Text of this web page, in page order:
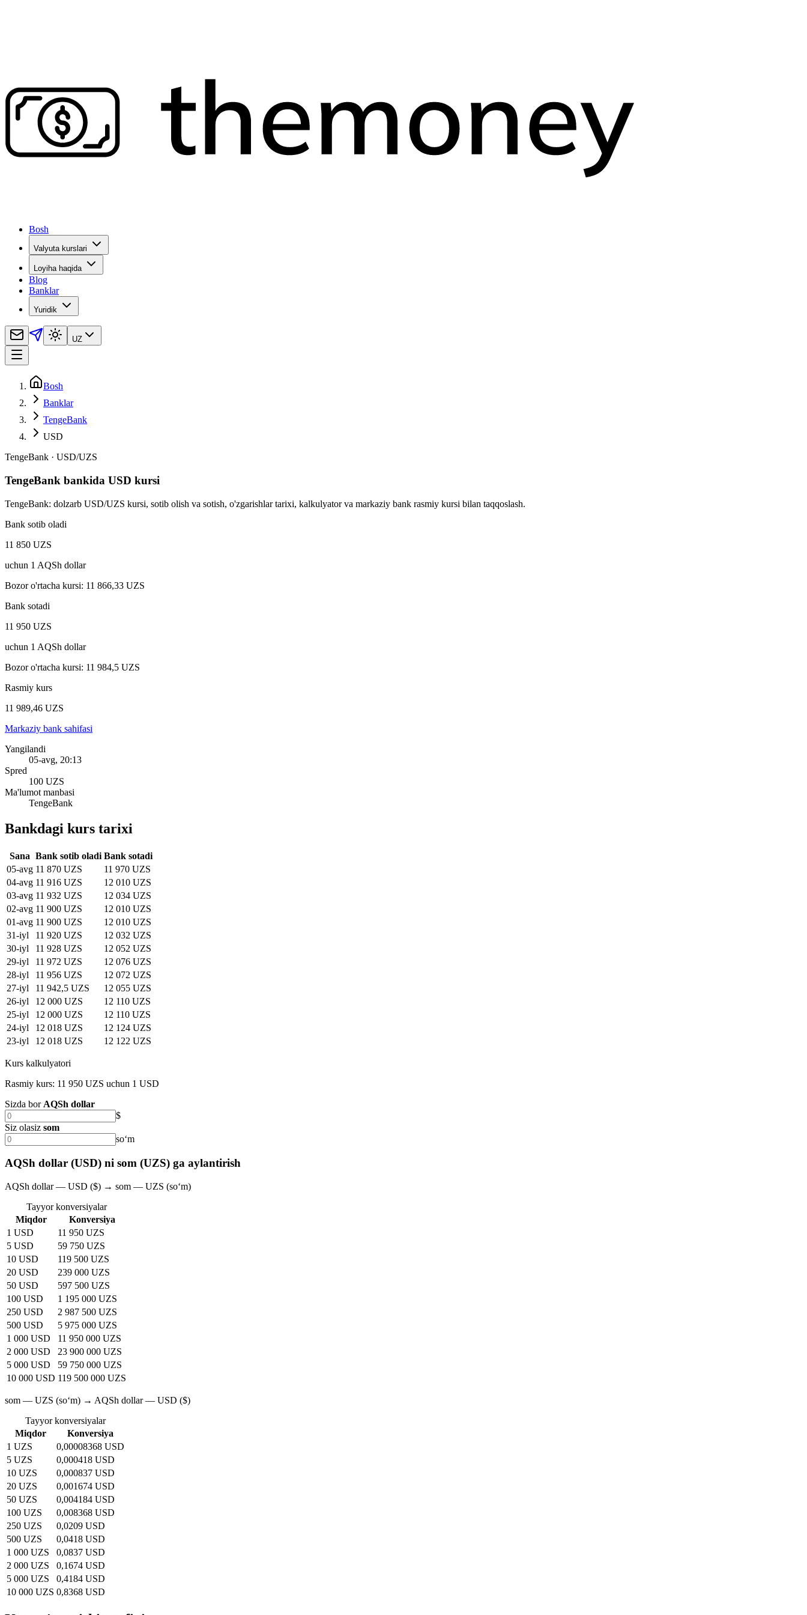
Bosh
Valyuta kurslari
Loyiha haqida
Blog
Banklar
Yuridik
UZ
Bosh
Banklar
TengeBank
USD
TengeBank · USD/UZS
TengeBank bankida USD kursi
TengeBank: dolzarb USD/UZS kursi, sotib olish va sotish, o'zgarishlar tarixi, kalkulyator va markaziy bank rasmiy kursi bilan taqqoslash.
Bank sotib oladi
11 850 UZS
uchun 1 AQSh dollar
Bozor o'rtacha kursi: 11 866,33 UZS
Bank sotadi
11 950 UZS
uchun 1 AQSh dollar
Bozor o'rtacha kursi: 11 984,5 UZS
Rasmiy kurs
11 989,46 UZS
Markaziy bank sahifasi
Yangilandi
05-avg, 20:13
Spred
100 UZS
Ma'lumot manbasi
TengeBank
Bankdagi kurs tarixi
Sana Bank sotib oladi Bank sotadi
05-avg 11 870 UZS
11 970 UZS
04-avg 11 916 UZS
12 010 UZS
03-avg 11 932 UZS
12 034 UZS
02-avg 11 900 UZS
12 010 UZS
01-avg 11 900 UZS
12 010 UZS
31-iyl
11 920 UZS
12 032 UZS
30-iyl
11 928 UZS
12 052 UZS
29-iyl
11 972 UZS
12 076 UZS
28-iyl
11 956 UZS
12 072 UZS
27-iyl
11 942,5 UZS
12 055 UZS
26-iyl
12 000 UZS
12 110 UZS
25-iyl
12 000 UZS
12 110 UZS
24-iyl
12 018 UZS
12 124 UZS
23-iyl
12 018 UZS 12 122 UZS
Kurs kalkulyatori
Rasmiy kurs: 11 950 UZS uchun 1 USD
Sizda bor AQSh dollar
$
Siz olasiz som
soʻm
AQSh dollar (USD) ni som (UZS) ga aylantirish
AQSh dollar — USD ($) → som — UZS (soʻm)
Tayyor konversiyalar
Miqdor
Konversiya
1 USD
11 950 UZS
5 USD
59 750 UZS
10 USD
119 500 UZS
20 USD
239 000 UZS
50 USD
597 500 UZS
100 USD
1 195 000 UZS
250 USD
2 987 500 UZS
500 USD
5 975 000 UZS
1 000 USD
11 950 000 UZS
2 000 USD
23 900 000 UZS
5 000 USD
59 750 000 UZS
10 000 USD 119 500 000 UZS
som — UZS (soʻm) → AQSh dollar — USD ($)
Tayyor konversiyalar
Miqdor
Konversiya
1 UZS
0,00008368 USD
5 UZS
0,000418 USD
10 UZS
0,000837 USD
20 UZS
0,001674 USD
50 UZS
0,004184 USD
100 UZS
0,008368 USD
250 UZS
0,0209 USD
500 UZS
0,0418 USD
1 000 UZS
0,0837 USD
2 000 UZS
0,1674 USD
5 000 UZS
0,4184 USD
10 000 UZS 0,8368 USD